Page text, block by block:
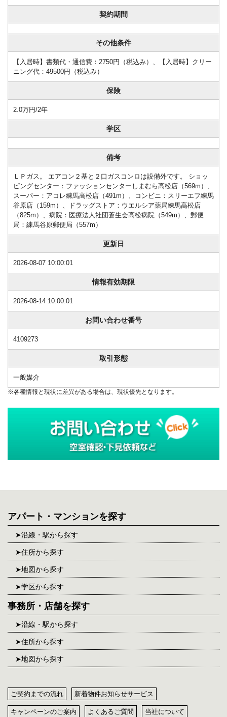
契約期間
その他条件
【入居時】書類代・通信費：2750円（税込み）、【入居時】クリー
ニング代：49500円（税込み）
保険
2.0万円/2年
学区
備考
ＬＰガス。 エアコン２基と２口ガスコンロは設備外です。 ショッ
ピングセンター：ファッションセンターしまむら高松店（569m）、
スーパー：アコレ練馬高松店（491m）、コンビニ：スリーエフ練馬
谷原店（159m）、ドラッグストア：ウエルシア薬局練馬高松店
（825m）、病院：医療法人社団蒼生会高松病院（549m）、郵便
局：練馬谷原郵便局（557m）
更新日
2026-08-07 10:00:01
情報有効期限
2026-08-14 10:00:01
お問い合わせ番号
4109273
取引形態
一般媒介
※各種情報と現状に差異がある場合は、現状優先となります。
アパート・マンションを探す
沿線・駅から探す
住所から探す
地図から探す
学区から探す
事務所・店舗を探す
沿線・駅から探す
住所から探す
地図から探す
ご契約までの流れ 新着物件お知らせサービス
キャンペーンのご案内 よくあるご質問 当社について